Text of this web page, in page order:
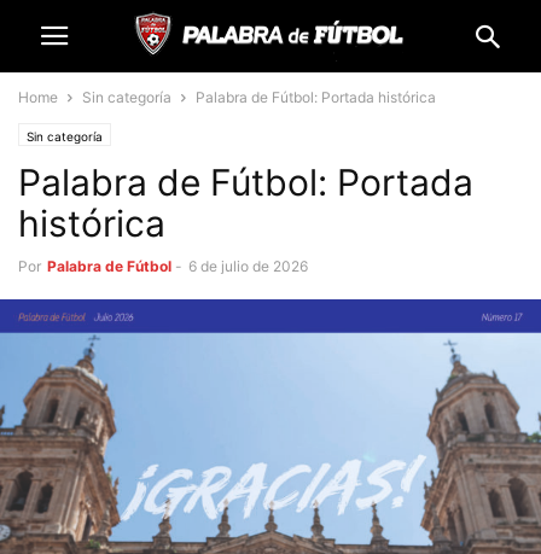
Home Sin categoría Palabra de Fútbol: Portada histórica
Sin categoría
Palabra de Fútbol: Portada
histórica
Por Palabra de Fútbol - 6 de julio de 2026